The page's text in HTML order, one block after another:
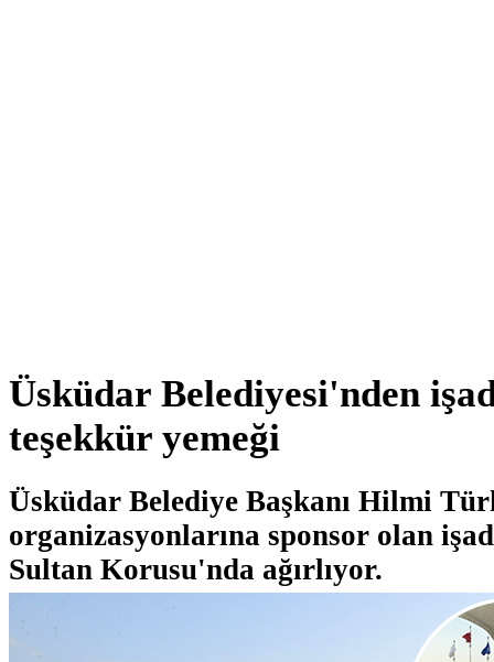
Üsküdar Belediyesi'nden
teşekkür yemeği
Üsküdar Belediye Başkanı Hilmi
organizasyonlarına sponsor olan
Sultan Korusu'nda ağırlıyor.